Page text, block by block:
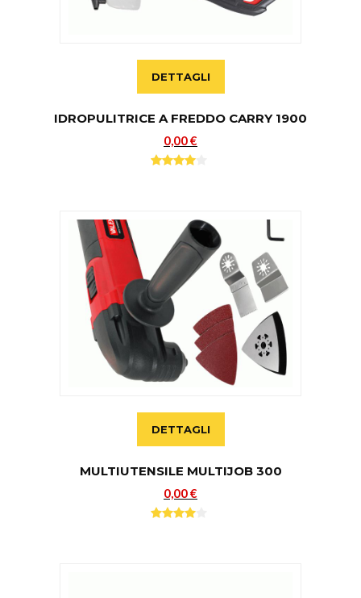
DETTAGLI
IDROPULITRICE A FREDDO CARRY 1900
0,00 €
DETTAGLI
MULTIUTENSILE MULTIJOB 300
0,00 €